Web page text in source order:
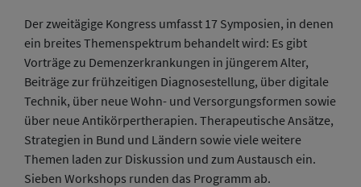
Der zweitägige Kongress umfasst 17 Symposien, in denen
ein breites Themenspektrum behandelt wird: Es gibt
Vorträge zu Demenzerkrankungen in jüngerem Alter,
Beiträge zur frühzeitigen Diagnosestellung, über digitale
Technik, über neue Wohn- und Versorgungsformen sowie
über neue Antikörpertherapien. Therapeutische Ansätze,
Strategien in Bund und Ländern sowie viele weitere
Themen laden zur Diskussion und zum Austausch ein.
Sieben Workshops runden das Programm ab.